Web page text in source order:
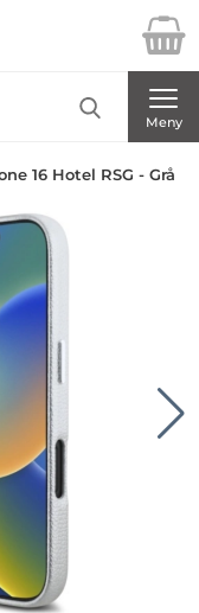
AB
Meny
16 Hotel RSG - Grå